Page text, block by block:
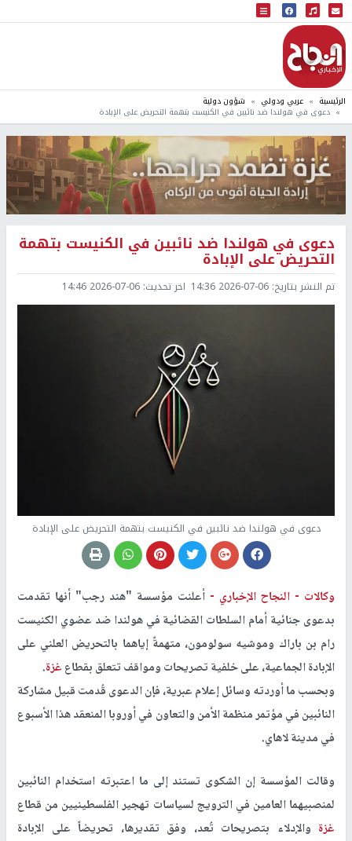
البث المباشر
إذاعة النجاح
الرئيسية عربي ودولي شؤون دولية
دعوى في هولندا ضد نائبين في الكنيست بتهمة التحريض على الإبادة
دعوى في هولندا ضد نائبين في الكنيست بتهمة
التحريض على الإبادة
تم النشر بتاريخ: 2026-07-06 14:36 اخر تحديث: 2026-07-06 14:46
دعوى في هولندا ضد نائبين في الكنيست بتهمة التحريض على الإبادة
وكالات - النجاح الإخباري - أعلنت مؤسسة "هند رجب" أنها تقدمت
بدعوى جنائية أمام السلطات القضائية في هولندا ضد عضوي الكنيست
رام بن باراك وموشيه سولومون، متهمةً إياهما بالتحريض العلني على
الإبادة الجماعية، على خلفية تصريحات ومواقف تتعلق بقطاعغزة.
وبحسب ما أوردته وسائل إعلام عبرية، فإن الدعوى قُدمت قبيل مشاركة
النائبين في مؤتمر منظمة الأمن والتعاون في أوروبا المنعقد هذا الأسبوع
في مدينة لاهاي.
وقالت المؤسسة إن الشكوى تستند إلى ما اعتبرته استخدام النائبين
لمنصبيهما العامين في الترويج لسياسات تهجير الفلسطينيين من قطاع
غزة والإدلاء بتصريحات تُعد، وفق تقديرها، تحريضاً على الإبادة